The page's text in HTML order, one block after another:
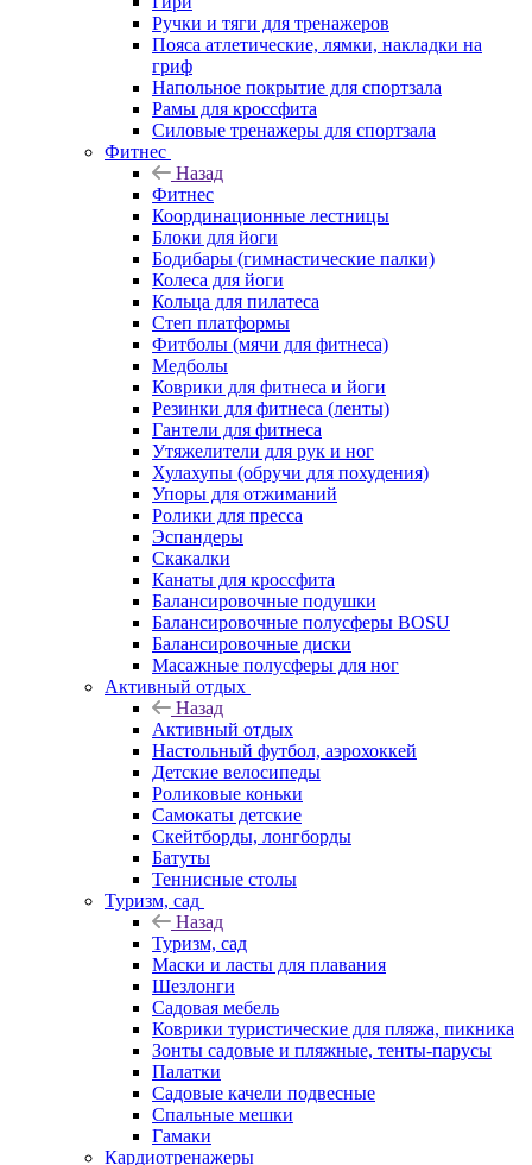
Ручки и тяги для тренажеров
Пояса атлетические, лямки, накладки на
гриф
Напольное покрытие для спортзала
Рамы для кроссфита
Силовые тренажеры для спортзала
Фитнес
Назад
Фитнес
Координационные лестницы
Блоки для йоги
Бодибары (гимнастические палки)
Колеса для йоги
Кольца для пилатеса
Степ платформы
Фитболы (мячи для фитнеса)
Медболы
Коврики для фитнеса и йоги
Резинки для фитнеса (ленты)
Гантели для фитнеса
Утяжелители для рук и ног
Хулахупы (обручи для похудения)
Упоры для отжиманий
Ролики для пресса
Эспандеры
Скакалки
Канаты для кроссфита
Балансировочные подушки
Балансировочные полусферы BOSU
Балансировочные диски
Масажные полусферы для ног
Активный отдых
Назад
Активный отдых
Настольный футбол, аэрохоккей
Детские велосипеды
Роликовые коньки
Самокаты детские
Скейтборды, лонгборды
Батуты
Теннисные столы
Туризм, сад
Назад
Туризм, сад
Маски и ласты для плавания
Шезлонги
Садовая мебель
Коврики туристические для пляжа, пикника
Зонты садовые и пляжные, тенты-парусы
Палатки
Садовые качели подвесные
Спальные мешки
Гамаки
Кардиотренажеры